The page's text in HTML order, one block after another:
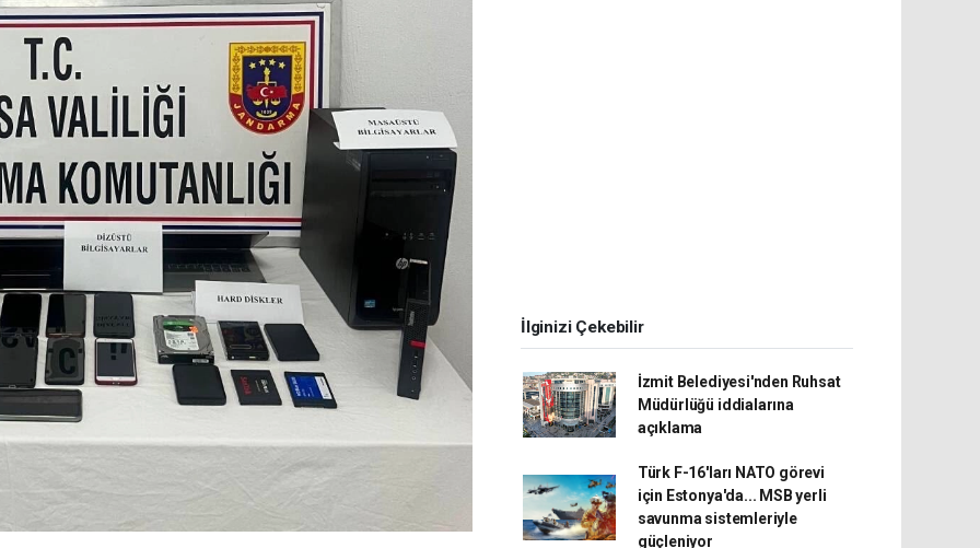
İlginizi Çekebilir
İzmit Belediyesi'nden Ruhsat
Müdürlüğü iddialarına
açıklama
Türk F-16'ları NATO görevi
için Estonya'da... MSB yerli
savunma sistemleriyle
güçleniyor